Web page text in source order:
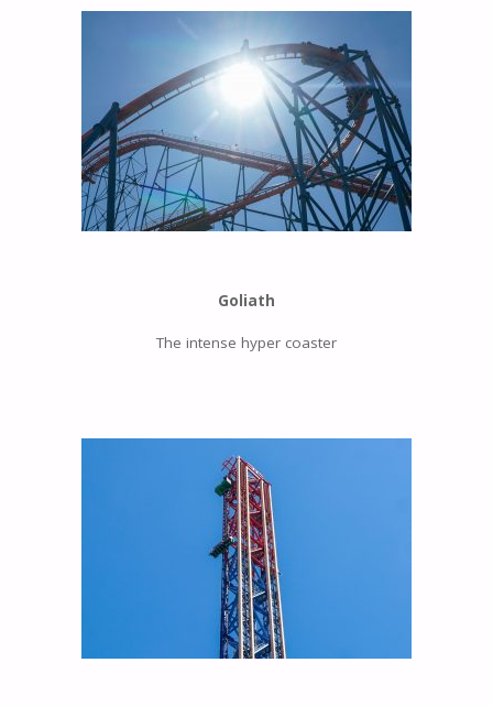
Goliath
The intense hyper coaster